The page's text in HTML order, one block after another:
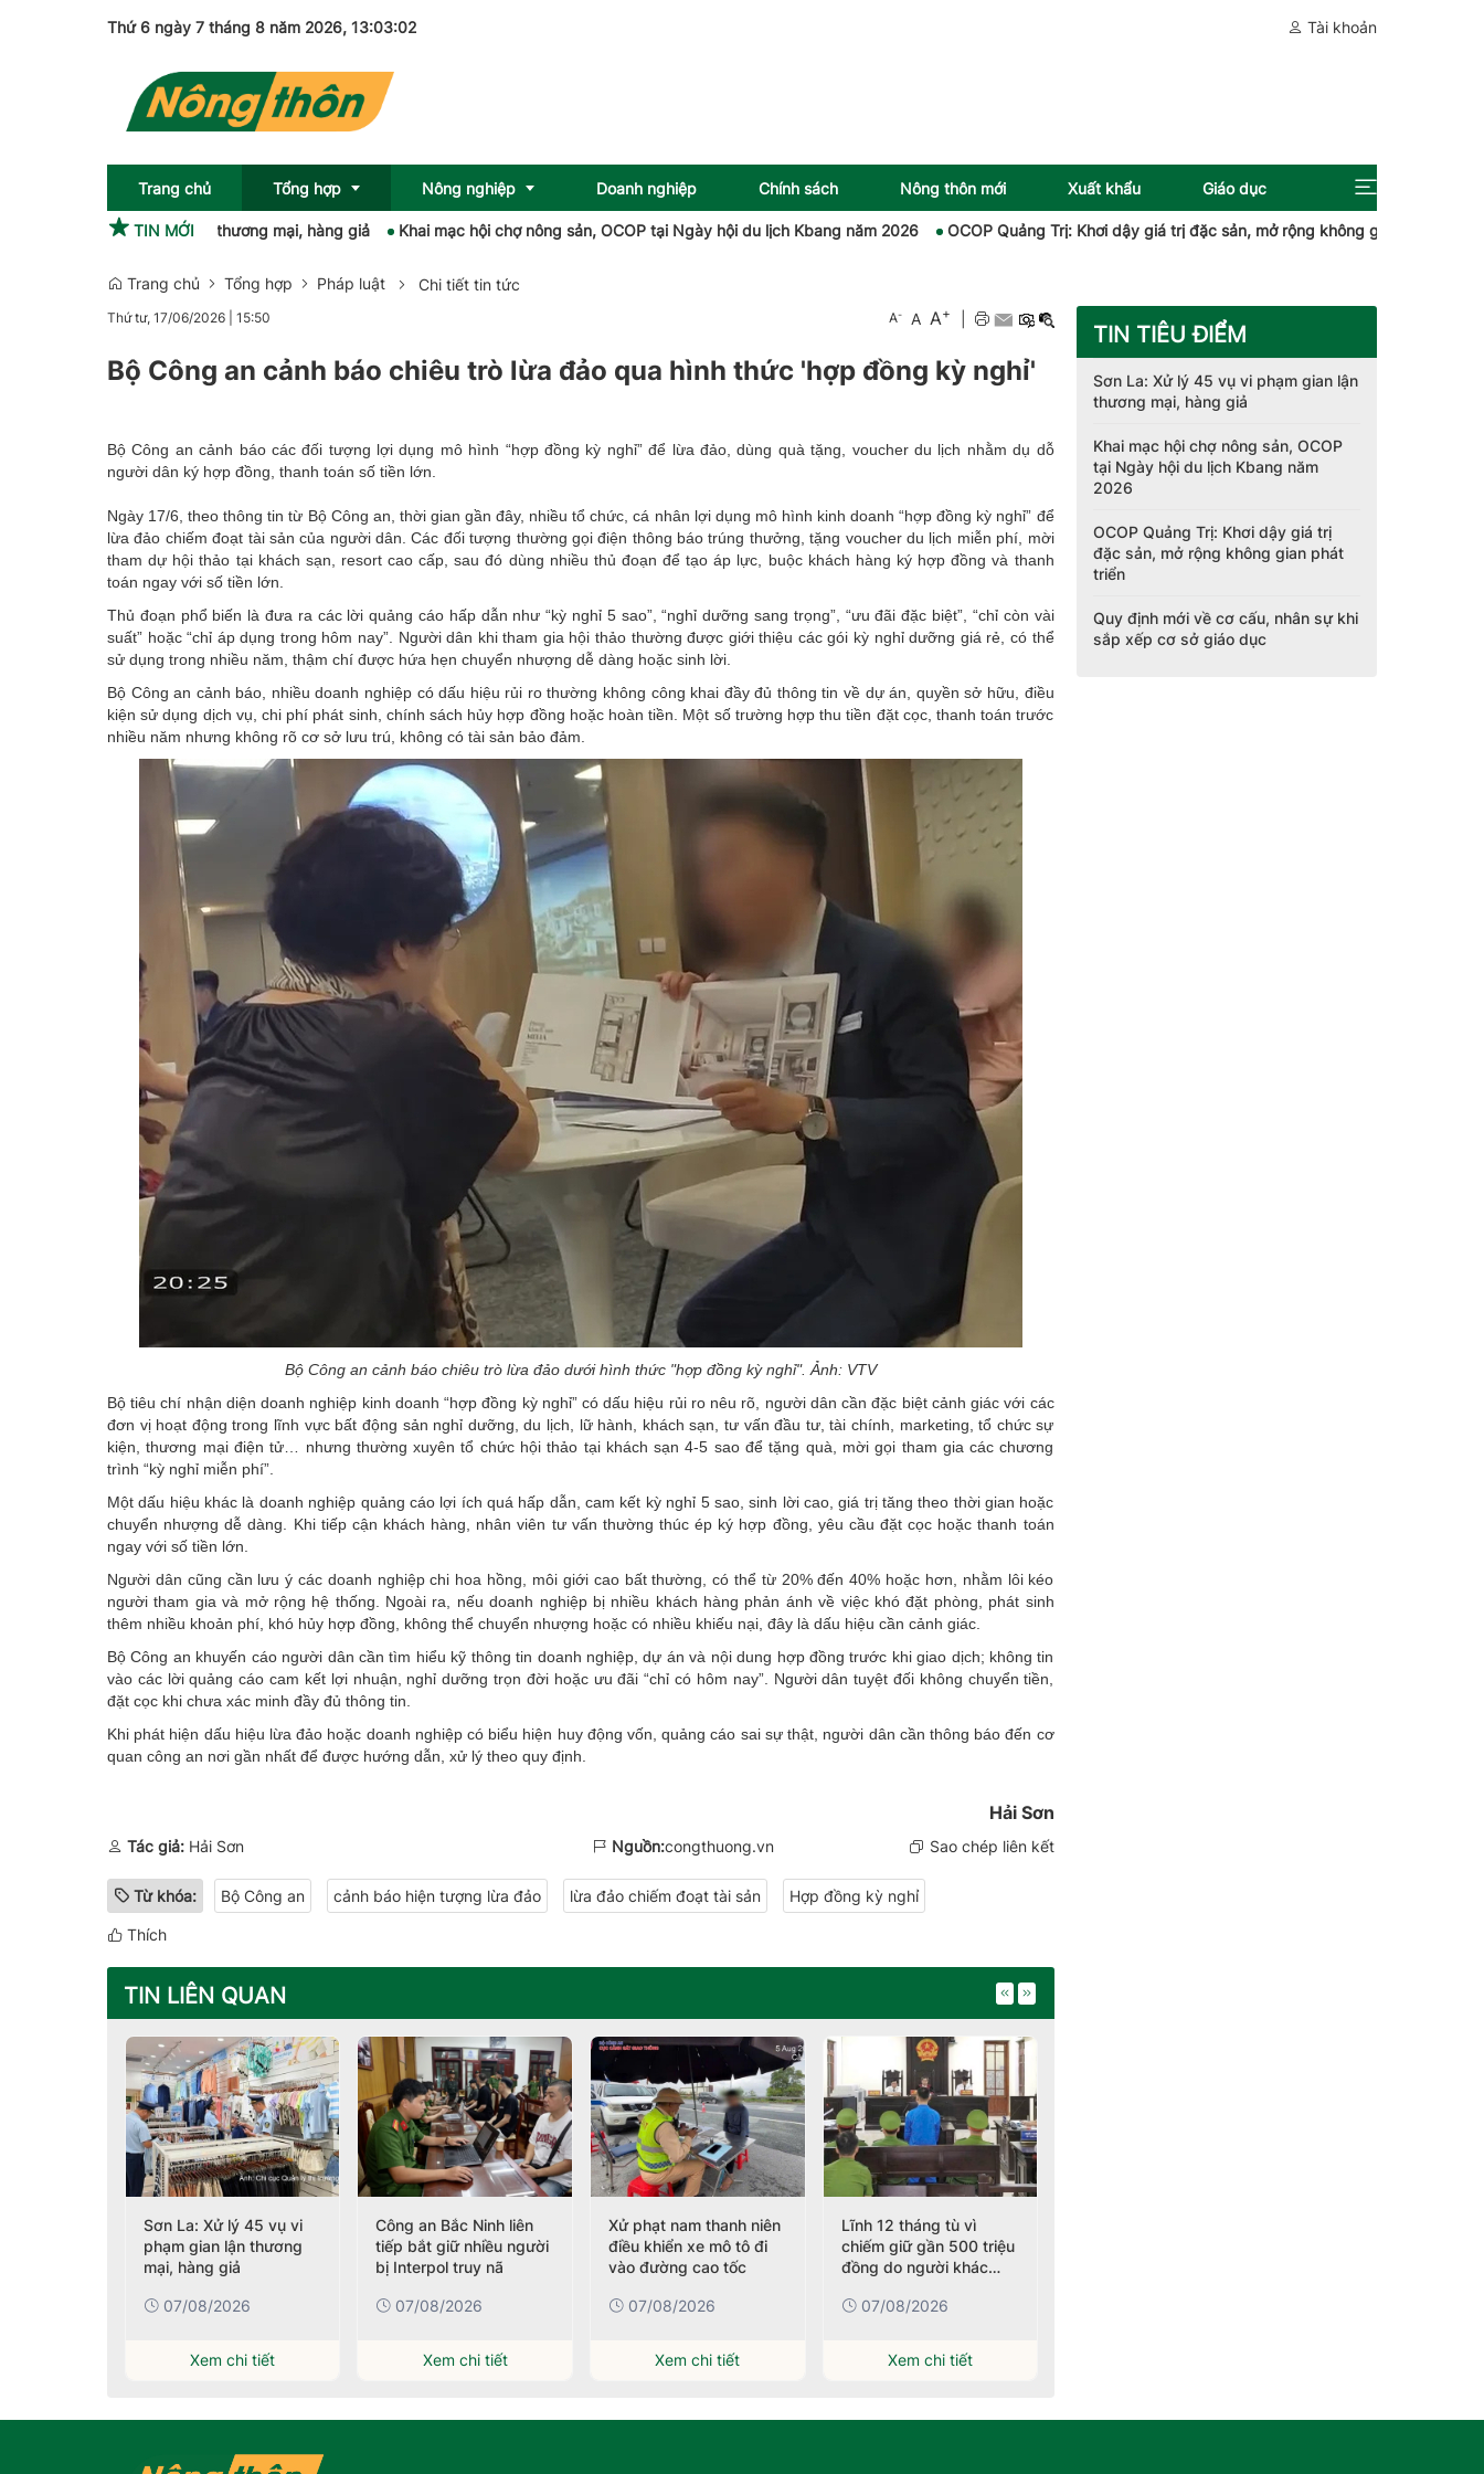
Thứ 6 ngày 7 tháng 8 năm 2026, 13:03:03 Tài khoản
Trang chủ Tổng hợp
Sức khỏe
Giải trí
Nông nghiệp
OCOP
Doanh nghiệp Chính sách Nông thôn mới Xuất khẩu Giáo dục
vụ vi phạm gian lận thương mại, hàng giả Khai mạc hội chợ nông sản, OCOP tại Ngày hội du lịch Kbang năm 2026 OCOP Quảng Trị: Khơi dậy giá trị đặc sản, mở rộng không gian phát triển
TIN MỚI
Trang chủ Tổng hợp Pháp luật Chi tiết tin tức
Thứ tư, 17/06/2026 15:50 A- A A+
Bộ Công an cảnh báo chiêu trò lừa đảo qua hình thức 'hợp đồng kỳ nghỉ'
Bộ Công an cảnh báo các đối tượng lợi dụng mô hình “hợp đồng kỳ nghỉ” để lừa đảo, dùng quà tặng, voucher du lịch nhằm dụ dỗ
người dân ký hợp đồng, thanh toán số tiền lớn.
Ngày 17/6, theo thông tin từ Bộ Công an, thời gian gần đây, nhiều tổ chức, cá nhân lợi dụng mô hình kinh doanh “hợp đồng kỳ nghỉ” để
lừa đảo chiếm đoạt tài sản của người dân. Các đối tượng thường gọi điện thông báo trúng thưởng, tặng voucher du lịch miễn phí, mời
tham dự hội thảo tại khách sạn, resort cao cấp, sau đó dùng nhiều thủ đoạn để tạo áp lực, buộc khách hàng ký hợp đồng và thanh
toán ngay với số tiền lớn.
Thủ đoạn phổ biến là đưa ra các lời quảng cáo hấp dẫn như “kỳ nghỉ 5 sao”, “nghỉ dưỡng sang trọng”, “ưu đãi đặc biệt”, “chỉ còn vài
suất” hoặc “chỉ áp dụng trong hôm nay”. Người dân khi tham gia hội thảo thường được giới thiệu các gói kỳ nghỉ dưỡng giá rẻ, có thể
sử dụng trong nhiều năm, thậm chí được hứa hẹn chuyển nhượng dễ dàng hoặc sinh lời.
Bộ Công an cảnh báo, nhiều doanh nghiệp có dấu hiệu rủi ro thường không công khai đầy đủ thông tin về dự án, quyền sở hữu, điều
kiện sử dụng dịch vụ, chi phí phát sinh, chính sách hủy hợp đồng hoặc hoàn tiền. Một số trường hợp thu tiền đặt cọc, thanh toán trước
nhiều năm nhưng không rõ cơ sở lưu trú, không có tài sản bảo đảm.
Bộ Công an cảnh báo chiêu trò lừa đảo dưới hình thức "hợp đồng kỳ nghỉ". Ảnh: VTV
Bộ tiêu chí nhận diện doanh nghiệp kinh doanh “hợp đồng kỳ nghỉ” có dấu hiệu rủi ro nêu rõ, người dân cần đặc biệt cảnh giác với các
đơn vị hoạt động trong lĩnh vực bất động sản nghỉ dưỡng, du lịch, lữ hành, khách sạn, tư vấn đầu tư, tài chính, marketing, tổ chức sự
kiện, thương mại điện tử… nhưng thường xuyên tổ chức hội thảo tại khách sạn 4-5 sao để tặng quà, mời gọi tham gia các chương
trình “kỳ nghỉ miễn phí”.
Một dấu hiệu khác là doanh nghiệp quảng cáo lợi ích quá hấp dẫn, cam kết kỳ nghỉ 5 sao, sinh lời cao, giá trị tăng theo thời gian hoặc
chuyển nhượng dễ dàng. Khi tiếp cận khách hàng, nhân viên tư vấn thường thúc ép ký hợp đồng, yêu cầu đặt cọc hoặc thanh toán
ngay với số tiền lớn.
Người dân cũng cần lưu ý các doanh nghiệp chi hoa hồng, môi giới cao bất thường, có thể từ 20% đến 40% hoặc hơn, nhằm lôi kéo
người tham gia và mở rộng hệ thống. Ngoài ra, nếu doanh nghiệp bị nhiều khách hàng phản ánh về việc khó đặt phòng, phát sinh
thêm nhiều khoản phí, khó hủy hợp đồng, không thể chuyển nhượng hoặc có nhiều khiếu nại, đây là dấu hiệu cần cảnh giác.
Bộ Công an khuyến cáo người dân cần tìm hiểu kỹ thông tin doanh nghiệp, dự án và nội dung hợp đồng trước khi giao dịch; không tin
vào các lời quảng cáo cam kết lợi nhuận, nghỉ dưỡng trọn đời hoặc ưu đãi “chỉ có hôm nay”. Người dân tuyệt đối không chuyển tiền,
đặt cọc khi chưa xác minh đầy đủ thông tin.
Khi phát hiện dấu hiệu lừa đảo hoặc doanh nghiệp có biểu hiện huy động vốn,quảng cáo sai sự thật, người dân cần thông báo đến cơ
quan công an nơi gần nhất để được hướng dẫn, xử lý theo quy định.
Hải Sơn
Tác giả: Hải Sơn Nguồn:congthuong.vn Sao chép liên kết
Từ khóa: Bộ Công an cảnh báo hiện tượng lừa đảo lừa đảo chiếm đoạt tài sản Hợp đồng kỳ nghỉ
Thích
TIN LIÊN QUAN
Sơn La: Xử lý 45 vụ vi
phạm gian lận thương
mại, hàng giả
07/08/2026
Xem chi tiết
Công an Bắc Ninh liên
tiếp bắt giữ nhiều người
bị Interpol truy nã
07/08/2026
Xem chi tiết
Xử phạt nam thanh niên
điều khiển xe mô tô đi
vào đường cao tốc
07/08/2026
Xem chi tiết
Lĩnh 12 tháng tù vì
chiếm giữ gần 500 triệu
đồng do người khác
07/08/2026
Xem chi tiết
TIN TIÊU ĐIỂM
Sơn La: Xử lý 45 vụ vi phạm gian lận
thương mại, hàng giả
Khai mạc hội chợ nông sản, OCOP
tại Ngày hội du lịch Kbang năm
2026
OCOP Quảng Trị: Khơi dậy giá trị
đặc sản, mở rộng không gian phát
triển
Quy định mới về cơ cấu, nhân sự khi
sắp xếp cơ sở giáo dục